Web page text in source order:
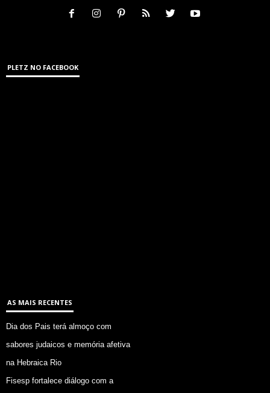
PLETZ NO FACEBOOK
AS MAIS RECENTES
Dia dos Pais terá almoço com
sabores judaicos e memória afetiva
na Hebraica Rio
Fisesp fortalece diálogo com a